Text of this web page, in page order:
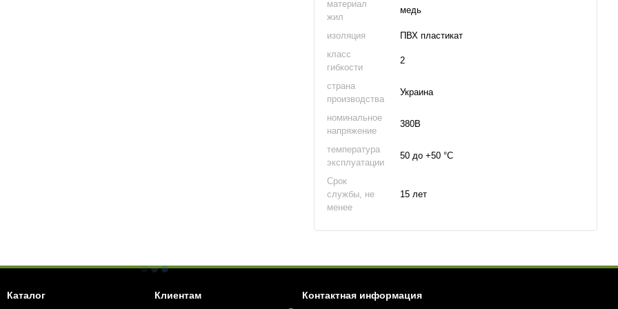
материал
жил
медь
изоляция
ПВХ пластикат
класс
гибкости
2
страна
производства
Украина
номинальное
напряжение
380В
температура
эксплуатации
50 до +50 °С
Срок
службы, не
менее
15 лет
Каталог Клиентам Контактная информация